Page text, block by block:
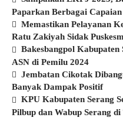
Paparkan Berbagai
Memastikan Pelayanan
Ratu Zakiyah Sidak
Bakesbangpol
ASN di Pemilu 2024
Jembatan Cikotak
Banyak Dampak Positif
KPU Kabupaten Serang
Pilbup dan Wabup Serang